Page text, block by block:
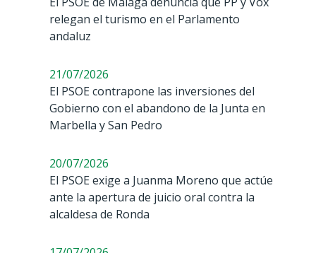
relegan el turismo en el Parlamento
andaluz
21/07/2026
El PSOE contrapone las inversiones del
Gobierno con el abandono de la Junta en
Marbella y San Pedro
20/07/2026
El PSOE exige a Juanma Moreno que actúe
ante la apertura de juicio oral contra la
alcaldesa de Ronda